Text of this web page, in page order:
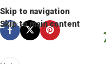
Skip to navigation
Skip to main content
MENU